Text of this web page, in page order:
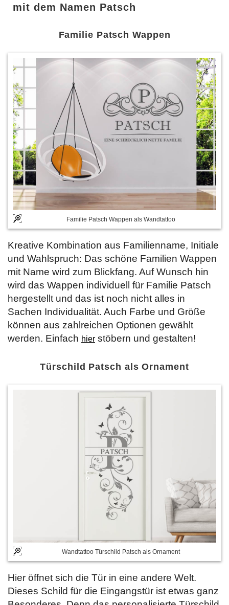
mit dem Namen Patsch
Familie Patsch Wappen
Familie Patsch Wappen als Wandtattoo
Kreative Kombination aus Familienname, Initiale
und Wahlspruch: Das schöne Familien Wappen
mit Name wird zum Blickfang. Auf Wunsch hin
wird das Wappen individuell für Familie Patsch
hergestellt und das ist noch nicht alles in
Sachen Individualität. Auch Farbe und Größe
können aus zahlreichen Optionen gewählt
werden. Einfach hier stöbern und gestalten!
Türschild Patsch als Ornament
Wandtattoo Türschild Patsch als Ornament
Hier öffnet sich die Tür in eine andere Welt.
Dieses Schild für die Eingangstür ist etwas ganz